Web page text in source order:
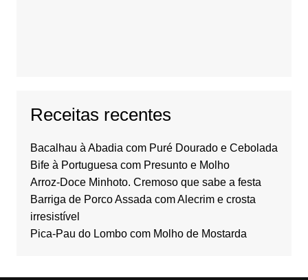
Receitas recentes
Bacalhau à Abadia com Puré Dourado e Cebolada
Bife à Portuguesa com Presunto e Molho
Arroz-Doce Minhoto. Cremoso que sabe a festa
Barriga de Porco Assada com Alecrim e crosta
irresistível
Pica-Pau do Lombo com Molho de Mostarda